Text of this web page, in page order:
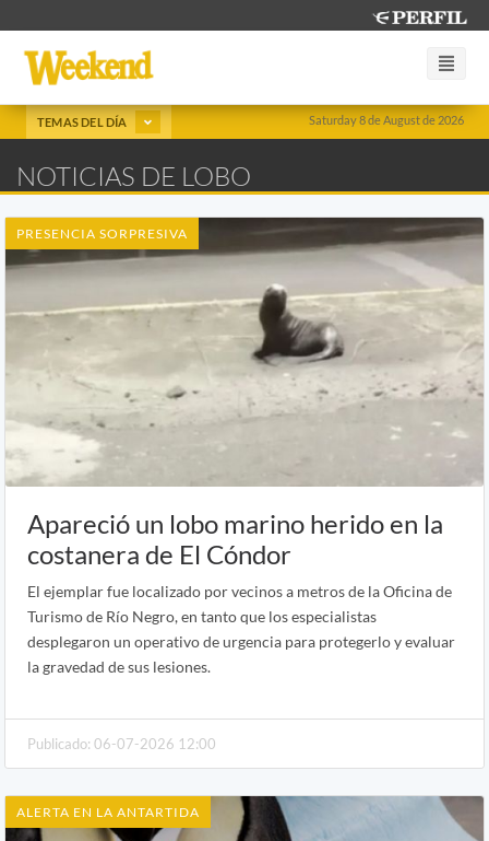
Saturday 8 de August de 2026
TEMAS DEL DÍA
NOTICIAS DE LOBO
PRESENCIA SORPRESIVA
Apareció un lobo marino herido en la
costanera de El Cóndor
El ejemplar fue localizado por vecinos a metros de la Oficina de
Turismo de Río Negro, en tanto que los especialistas
desplegaron un operativo de urgencia para protegerlo y evaluar
la gravedad de sus lesiones.
Publicado: 06-07-2026 12:00
ALERTA EN LA ANTARTIDA